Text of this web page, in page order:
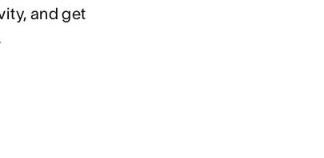
and get